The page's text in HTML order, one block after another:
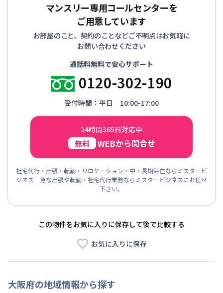
マンスリー専用コールセンターを
ご用意しています
お部屋のこと、契約のことなどご不明点はお気軽に
お問い合わせください
通話料無料で安心サポート
0120-302-190
受付時間：平日 10:00-17:00
24時間365日対応中
無料 WEBから問合せ
社宅代行・出張・転勤・リロケーション・中・長期滞在ならミスタービ
ジネス 急な出張や転勤・社宅代行業務ならミスタービジネスにお任せ
下さい。
この物件をお気に入りに保存して後で比較する
お気に入りに保存
大阪府の地域情報から探す